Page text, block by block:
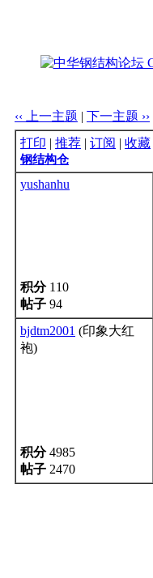
‹‹ 上一主题 | 下一主题 ››
打印 | 推荐 | 订阅 | 收藏
钢结构仓
yushanhu
积分110
帖子 94
bjdtm2001 (印象大红
袍)
积分4985
帖子 2470